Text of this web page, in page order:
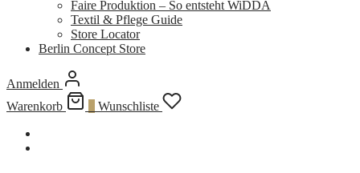
Faire Produktion – So entsteht WiDDA
Textil & Pflege Guide
Store Locator
Berlin Concept Store
Anmelden
Warenkorb
Wunschliste